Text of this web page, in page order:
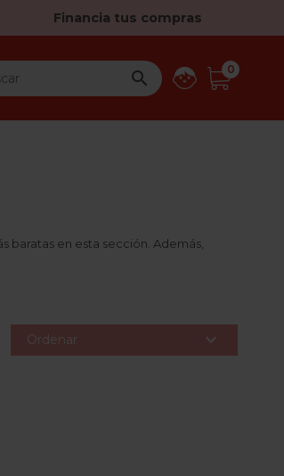
Financia tus compras
 0
baratas en esta sección. Además,
Ordenar 